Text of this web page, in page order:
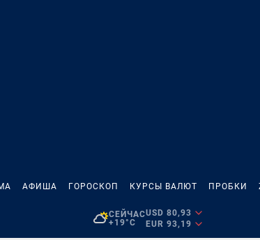
АФИША ГОРОСКОП КУРСЫ ВАЛЮТ ПРОБКИ
СЕЙЧАС
+19°C
USD 80,93
EUR 93,19